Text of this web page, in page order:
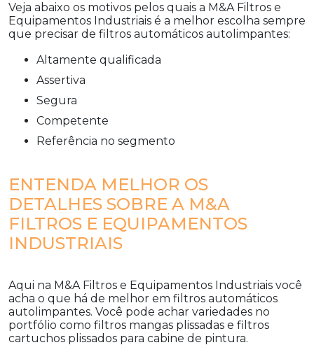
Veja abaixo os motivos pelos quais a M&A Filtros e
Equipamentos Industriais é a melhor escolha sempre
que precisar de filtros automáticos autolimpantes:
altamente qualificada
assertiva
segura
competente
referência no segmento
ENTENDA MELHOR OS
DETALHES SOBRE A M&A
FILTROS E EQUIPAMENTOS
INDUSTRIAIS
Aqui na M&A Filtros e Equipamentos Industriais você
acha o que há de melhor em filtros automáticos
autolimpantes. Você pode achar variedades no
portfólio como filtros mangas plissadas e filtros
cartuchos plissados para cabine de pintura.